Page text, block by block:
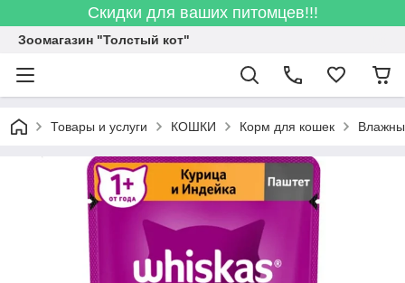
Скидки для ваших питомцев!!!
Зоомагазин "Толстый кот"
Товары и услуги КОШКИ Корм для кошек